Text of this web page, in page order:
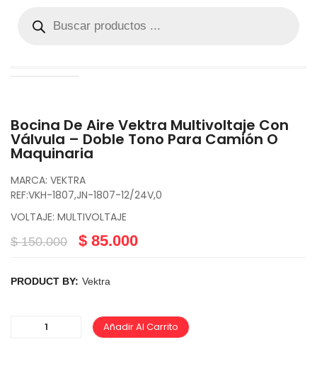
Bocina De Aire Vektra Multivoltaje Con
Válvula – Doble Tono Para Camión O
Maquinaria
MARCA: VEKTRA
REF:VKH-1807,JN-1807-12/24V,0
VOLTAJE: MULTIVOLTAJE
$150.000 $ 85.000
PRODUCT BY: Vektra
Añadir Al Carrito